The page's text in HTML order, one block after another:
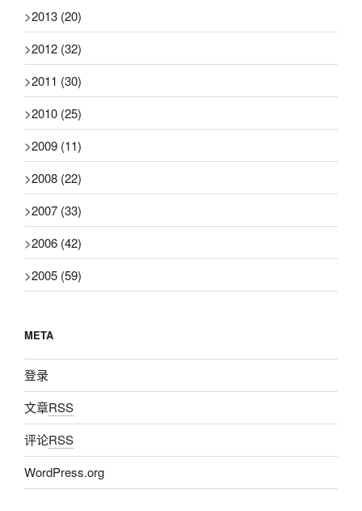
>2013 (20)
>2012 (32)
>2011 (30)
>2010 (25)
>2009 (11)
>2008 (22)
>2007 (33)
>2006 (42)
>2005 (59)
META
登录
文章RSS
评论RSS
WordPress.org